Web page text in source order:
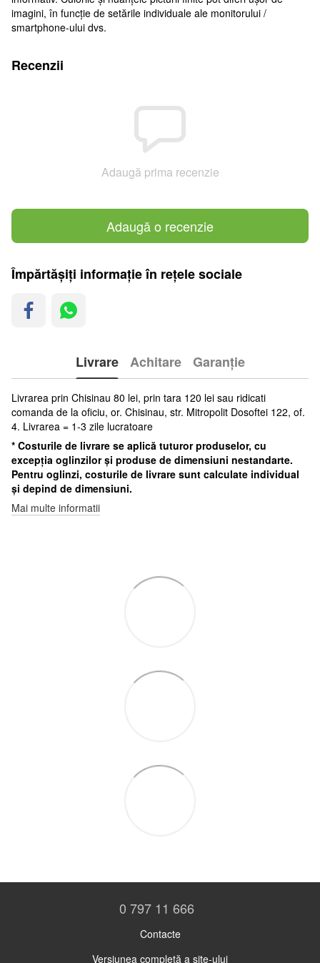
imagini, în funcție de setările individuale ale monitorului /
smartphone-ului dvs.
Recenzii
Adaugă prima recenzie
Adaugă o recenzie
Împărtășiți informație în rețele sociale
Livrare Achitare Garanție
Livrarea prin Chisinau 80 lei, prin tara 120 lei sau ridicati
comanda de la oficiu, or. Chisinau, str. Mitropolit Dosoftei 122, of.
4. Livrarea = 1-3 zile lucratoare
* Costurile de livrare se aplică tuturor produselor, cu
excepția oglinzilor și produse de dimensiuni nestandarte.
Pentru oglinzi, costurile de livrare sunt calculate individual
și depind de dimensiuni.
Mai multe informatii
0 797 11 666
Contacte
Versiunea completă a site-ului